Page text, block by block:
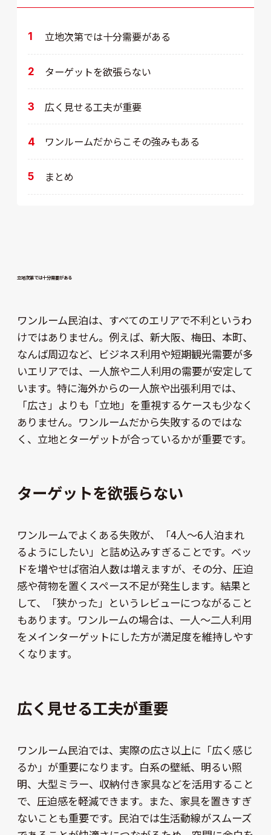
立地次第では十分需要がある
ターゲットを欲張らない
広く見せる工夫が重要
ワンルームだからこその強みもある
まとめ
立地次第では十分需要がある
ワンルーム民泊は、すべてのエリアで不利というわ
けではありません。例えば、新大阪、梅田、本町、
なんば周辺など、ビジネス利用や短期観光需要が多
いエリアでは、一人旅や二人利用の需要が安定して
います。特に海外からの一人旅や出張利用では、
「広さ」よりも「立地」を重視するケースも少なく
ありません。ワンルームだから失敗するのではな
く、立地とターゲットが合っているかが重要です。
ターゲットを欲張らない
ワンルームでよくある失敗が、「4人〜6人泊まれ
るようにしたい」と詰め込みすぎることです。ベッ
ドを増やせば宿泊人数は増えますが、その分、圧迫
感や荷物を置くスペース不足が発生します。結果と
して、「狭かった」というレビューにつながること
もあります。ワンルームの場合は、一人〜二人利用
をメインターゲットにした方が満足度を維持しやす
くなります。
広く見せる工夫が重要
ワンルーム民泊では、実際の広さ以上に「広く感じ
るか」が重要になります。白系の壁紙、明るい照
明、大型ミラー、収納付き家具などを活用すること
で、圧迫感を軽減できます。また、家具を置きすぎ
ないことも重要です。民泊では生活動線がスムーズ